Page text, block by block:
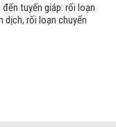
tuyến giáp: rối loạn
dịch, rối loạn chuyển